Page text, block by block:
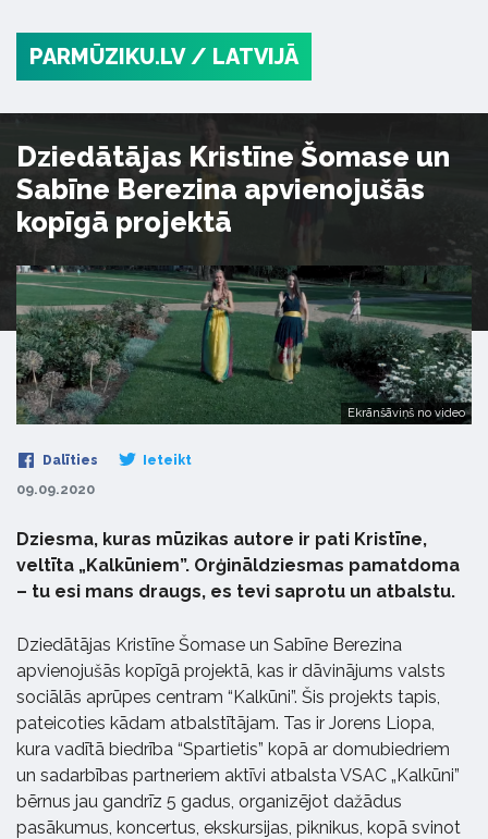
PARMŪZIKU.LV / LATVIJĀ
Dziedātājas Kristīne Šomase un
Sabīne Berezina apvienojušās
kopīgā projektā
Ekrānšāviņš no video
Dalīties Ieteikt
09.09.2020
Dziesma, kuras mūzikas autore ir pati Kristīne,
veltīta „Kalkūniem”. Orģināldziesmas pamatdoma
– tu esi mans draugs, es tevi saprotu un atbalstu.
Dziedātājas Kristīne Šomase un Sabīne Berezina
apvienojušās kopīgā projektā, kas ir dāvinājums valsts
sociālās aprūpes centram “Kalkūni”. Šis projekts tapis,
pateicoties kādam atbalstītājam. Tas ir Jorens Liopa,
kura vadītā biedrība “Spartietis” kopā ar domubiedriem
un sadarbības partneriem aktīvi atbalsta VSAC „Kalkūni”
bērnus jau gandrīz 5 gadus, organizējot dažādus
pasākumus, koncertus, ekskursijas, piknikus, kopā svinot